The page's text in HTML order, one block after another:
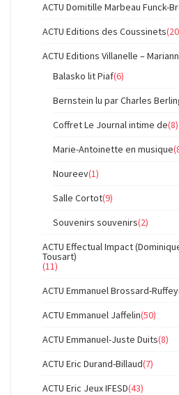
ACTU Domitille Marbeau Funck-
ACTU Editions des Coussinets
ACTU Editions Villanelle –
Balasko lit Piaf(6)
Bernstein lu par Charles
Coffret Le Journal intime de(8)
Marie-Antoinette en musique
Noureev(1)
Salle Cortot(9)
Souvenirs souvenirs(2)
ACTU Effectual Impact
Tousart)
(11)
ACTU Emmanuel Brossard-Ruffey
ACTU Emmanuel Jaffelin(50)
ACTU Emmanuel-Juste Duits(8)
ACTU Eric Durand-Billaud(7)
ACTU Eric Jeux IFESD(43)